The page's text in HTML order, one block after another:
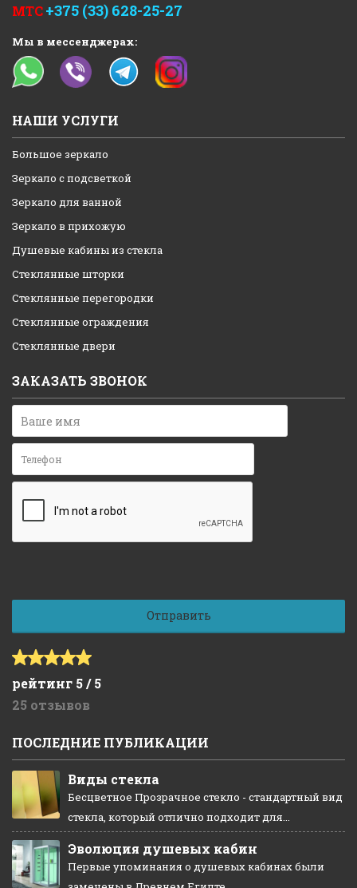
МТС+375 (33) 628-25-27
Мы в мессенджерах:
НАШИ УСЛУГИ
Большое зеркало
Зеркало с подсветкой
Зеркало для ванной
Зеркало в прихожую
Душевые кабины из стекла
Стеклянные шторки
Стеклянные перегородки
Стеклянные ограждения
Стеклянные двери
ЗАКАЗАТЬ ЗВОНОК
рейтинг 5 / 5
25 отзывов
ПОСЛЕДНИЕ ПУБЛИКАЦИИ
Виды стекла
Бесцветное Прозрачное стекло - стандартный вид
стекла, который отлично подходит для...
Эволюция душевых кабин
Первые упоминания о душевых кабинах были